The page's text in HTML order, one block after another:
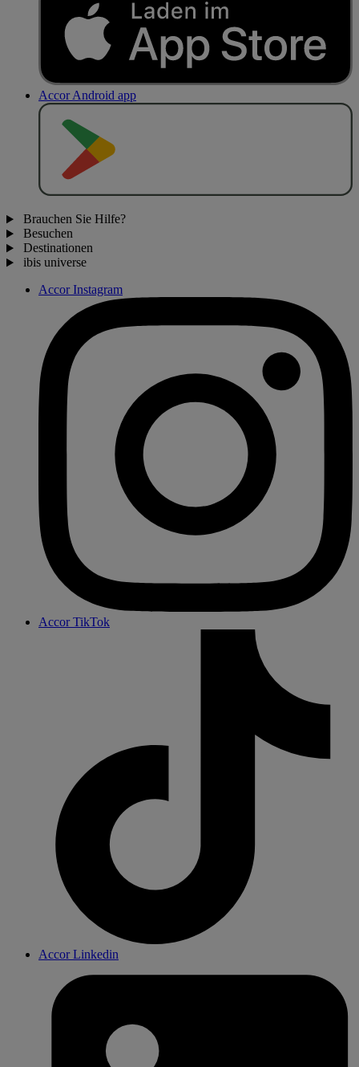
Accor Android app
Brauchen Sie Hilfe?
Besuchen
Destinationen
ibis universe
Accor Instagram
Accor TikTok
Accor Linkedin